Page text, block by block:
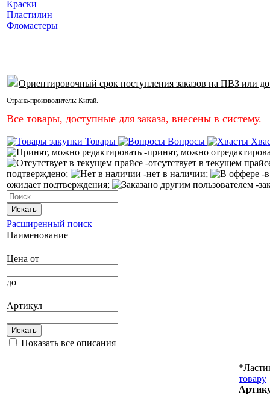
Краски
Пластилин
Фломастеры
Ориентировочный срок поступления заказов на ПВЗ или
Страна-производитель: Китай.
Все товары, доступные для заказа, внесены в систему.
Товары Вопросы
-принят, можно
-отсутствует в текущем
подтверждено;
-нет в наличии;
-
ожидает подтверждения;
-
Искать
Расширенный поиск
Наименование
Цена от
до
Артикул
Искать
Показать все описания
товару